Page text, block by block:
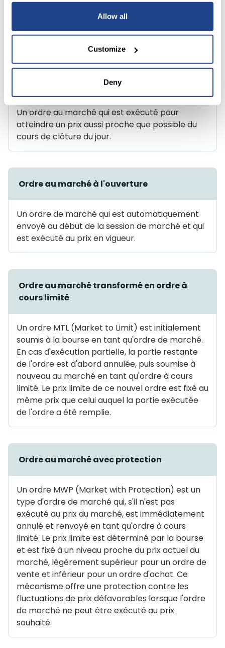
Allow all
Customize
Deny
jusqu'à ce que le prix de déclenchement soit
atteint. Il est alors transmis au marché en tant
qu'ordre de marché.
Ordre au marché à la clôture
Un ordre au marché qui est exécuté pour
atteindre un prix aussi proche que possible du
cours de clôture du jour.
Ordre au marché à l'ouverture
Un ordre de marché qui est automatiquement
envoyé au début de la session de marché et qui
est exécuté au prix en vigueur.
Ordre au marché transformé en ordre à
cours limité
Un ordre MTL (Market to Limit) est initialement
soumis à la bourse en tant qu'ordre de marché.
En cas d'exécution partielle, la partie restante
de l'ordre est d'abord annulée, puis soumise à
nouveau au marché en tant qu'ordre à cours
limité. Le prix limite de ce nouvel ordre est fixé au
même prix que celui auquel la partie exécutée
de l'ordre a été remplie.
Ordre au marché avec protection
Un ordre MWP (Market with Protection) est un
type d'ordre de marché qui, s'il n'est pas
exécuté au prix du marché, est immédiatement
annulé et renvoyé en tant qu'ordre à cours
limité. Le prix limite est déterminé par la bourse
et est fixé à un niveau proche du prix actuel du
marché, légèrement supérieur pour un ordre de
vente et inférieur pour un ordre d'achat. Ce
mécanisme offre une protection contre les
fluctuations de prix défavorables lorsque l'ordre
de marché ne peut être exécuté au prix
souhaité.